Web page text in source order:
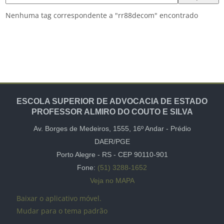
Nenhuma tag correspondente a "rr88decom" encontrado
ESCOLA SUPERIOR DE ADVOCACIA DE ESTADO
PROFESSOR ALMIRO DO COUTO E SILVA
Av. Borges de Medeiros, 1555, 16º Andar - Prédio
DAER/PGE
Porto Alegre - RS - CEP 90110-901
Fone: (51) 3288-1652
Veja no MAPA
Baixar o aplicativo móvel.
Mudar para o tema padrão